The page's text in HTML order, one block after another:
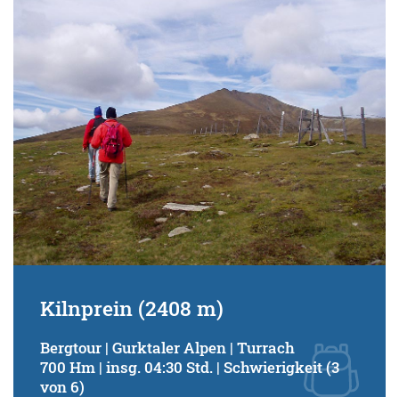
Kilnprein (2408 m)
Bergtour | Gurktaler Alpen | Turrach
700 Hm | insg. 04:30 Std. | Schwierigkeit (3
von 6)